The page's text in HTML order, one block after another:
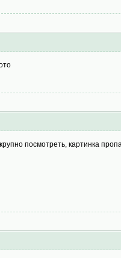
посмотреть, картинка